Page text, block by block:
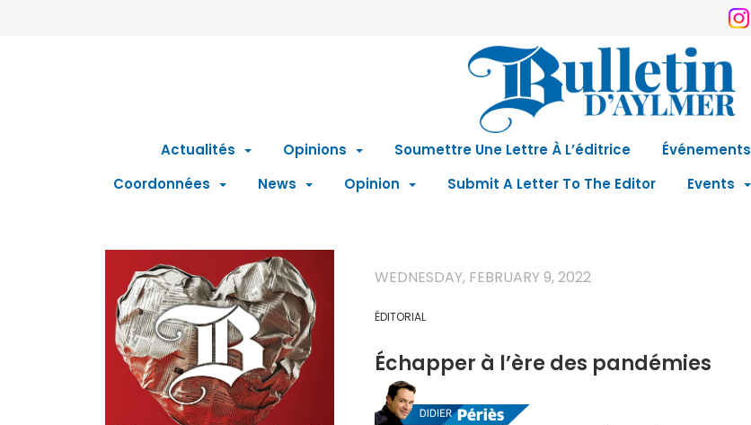
Actualités Opinions Soumettre Une Lettre À L’éditrice Événements
Coordonnées
News Opinion Submit A Letter To The Editor Events
WEDNESDAY, FEBRUARY 9, 2022
ÉDITORIAL
Échapper à l’ère des pandémies